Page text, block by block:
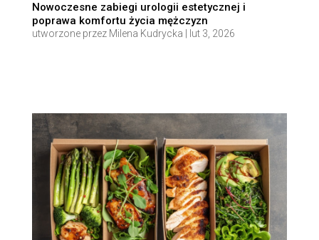
Nowoczesne zabiegi urologii estetycznej i
poprawa komfortu życia mężczyzn
utworzone przez Milena Kudrycka lut 3, 2026